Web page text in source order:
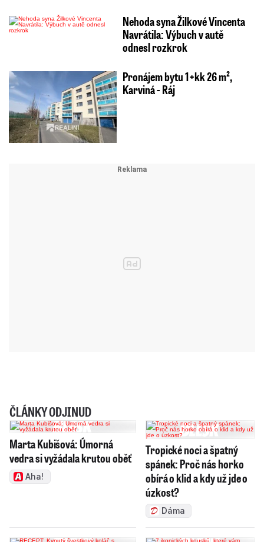
Nehoda syna Žilkové Vincenta
Navrátila: Výbuch v autě
odnesl rozkrok
Pronájem bytu 1+kk 26 m²,
Karviná - Ráj
ČLÁNKY ODJINUD
Marta Kubišová: Úmorná
vedra si vyžádala krutou oběť
Aha!
Tropické noci a špatný
spánek: Proč nás horko
obírá o klid a kdy už jde o
úzkost?
Dáma